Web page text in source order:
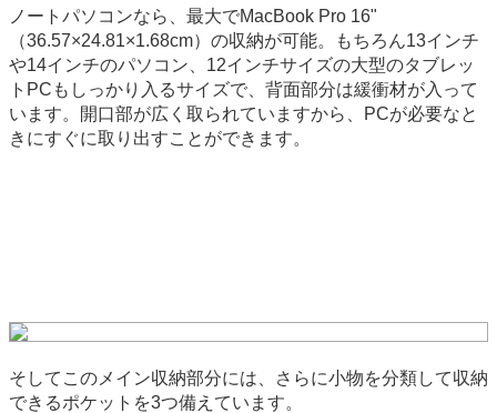
ノートパソコンなら、最大でMacBook Pro 16"
（36.57×24.81×1.68cm）の収納が可能。もちろん13インチ
や14インチのパソコン、12インチサイズの大型のタブレッ
トPCもしっかり入るサイズで、背面部分は緩衝材が入って
います。開口部が広く取られていますから、PCが必要なと
きにすぐに取り出すことができます。
そしてこのメイン収納部分には、さらに小物を分類して収納
できるポケットを3つ備えています。